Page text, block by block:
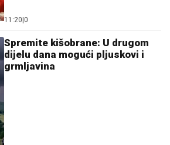
11:20 0
Spremite kišobrane: U drugom
dijelu dana mogući pljuskovi i
grmljavina